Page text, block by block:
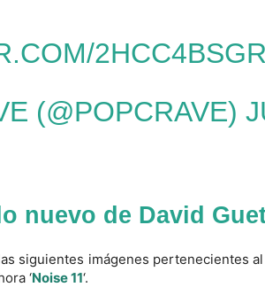
(@POPCRAVE)
nuevo de David
siguientes imágenes pertenecientes
‘Noise 11‘.